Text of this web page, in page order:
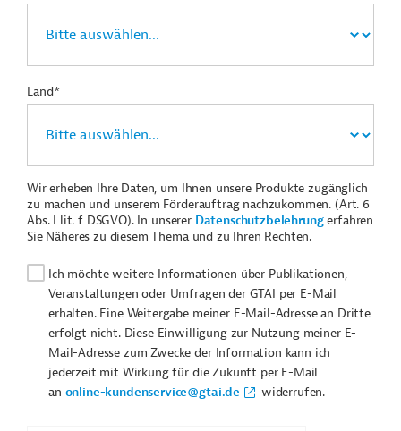
Land*
Wir erheben Ihre Daten, um Ihnen unsere Produkte zugänglich
zu machen und unserem Förderauftrag nachzukommen. (Art. 6
Abs. I lit. f DSGVO). In unserer Datenschutzbelehrungerfahren
Sie Näheres zu diesem Thema und zu Ihren Rechten.
Ich möchte weitere Informationen über Publikationen,
Veranstaltungen oder Umfragen der GTAI per E-Mail
erhalten. Eine Weitergabe meiner E-Mail-Adresse an Dritte
erfolgt nicht. Diese Einwilligung zur Nutzung meiner E-
Mail-Adresse zum Zwecke der Information kann ich
jederzeit mit Wirkung für die Zukunft per E-Mail
an online-kundenservice@gtai.de widerrufen.